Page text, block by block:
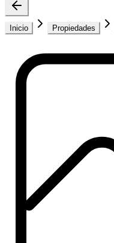
Inicio Propiedades